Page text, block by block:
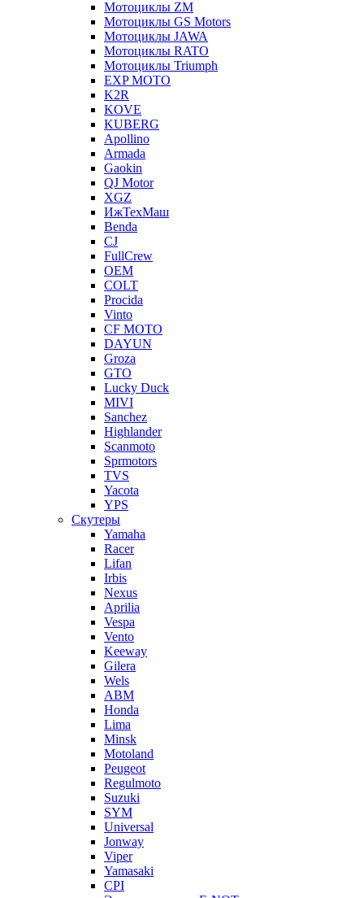
Мотоциклы ZM
Мотоциклы GS Motors
Мотоциклы JAWA
Мотоциклы RATO
Мотоциклы Triumph
EXP MOTO
K2R
KOVE
KUBERG
Apollino
Armada
Gaokin
QJ Motor
XGZ
ИжТехМаш
Benda
CJ
FullCrew
OEM
COLT
Procida
Vinto
CF MOTO
DAYUN
Groza
GTO
Lucky Duck
MIVI
Sanchez
Highlander
Scanmoto
Sprmotors
TVS
Yacota
YPS
Скутеры
Yamaha
Racer
Lifan
Irbis
Nexus
Aprilia
Vespa
Vento
Keeway
Gilera
Wels
ABM
Honda
Lima
Minsk
Motoland
Peugeot
Regulmoto
Suzuki
SYM
Universal
Jonway
Viper
Yamasaki
CPI